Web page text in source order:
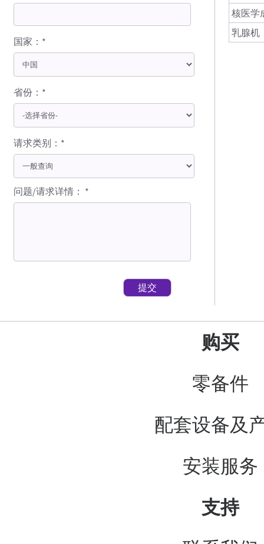
国家：*
省份：*
请求类别：*
问题/请求详情： *
提交
核医学
乳腺机
购买
零备件
配套设备及
安装服务
支持